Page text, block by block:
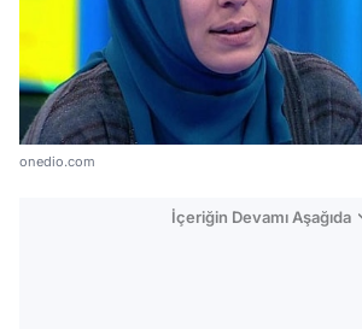
onedio.com
İçeriğin Devamı Aşağıda